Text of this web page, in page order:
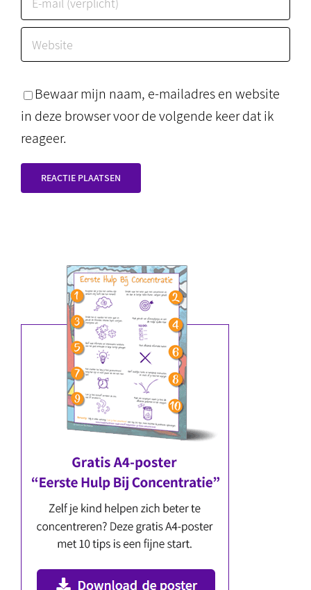
Bewaar mijn naam, e-mailadres en website
in deze browser voor de volgende keer dat ik
reageer.